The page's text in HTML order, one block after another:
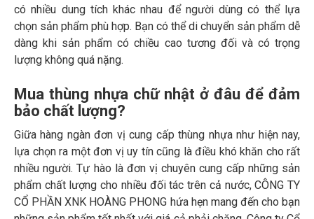
có nhiều dung tích khác nhau để người dùng có thể lựa
chọn sản phẩm phù hợp. Bạn có thể di chuyển sản phẩm dễ
dàng khi sản phẩm có chiều cao tương đối và có trọng
lượng không quá nặng.
Mua thùng nhựa chữ nhật ở đâu để đảm
bảo chất lượng?
Giữa hàng ngàn đơn vị cung cấp thùng nhựa như hiện nay,
lựa chọn ra một đơn vị uy tín cũng là điều khó khăn cho rất
nhiều người. Tự hào là đơn vị chuyên cung cấp những sản
phẩm chất lượng cho nhiều đối tác trên cả nước, CÔNG TY
CỔ PHẦN XNK HOÀNG PHONG hứa hẹn mang đến cho bạn